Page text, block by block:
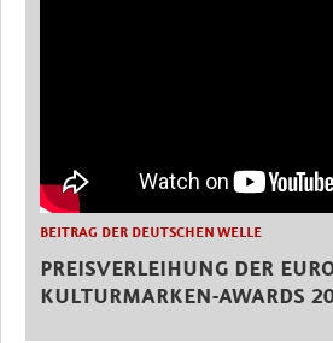
BEITRAG DER DEUTSCHEN WELLE
PREISVERLEIHUNG DER
KULTURMARKEN-AWARDS